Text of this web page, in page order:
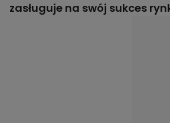
zasługuje na swój sukces